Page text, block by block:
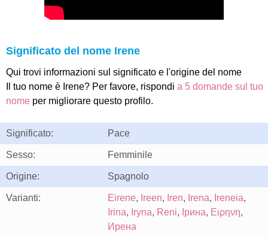
Significato del nome Irene
Qui trovi informazioni sul significato e l'origine del nome
Il tuo nome è Irene? Per favore, rispondi a 5 domande sul tuo
nome per migliorare questo profilo.
Significato: Pace
Sesso: Femminile
Origine: Spagnolo
Varianti: Eirene, Ireen, Iren, Irena, Ireneia,
Irina, Iryna, Reni, Ірина, Ειρηνη,
Ирена